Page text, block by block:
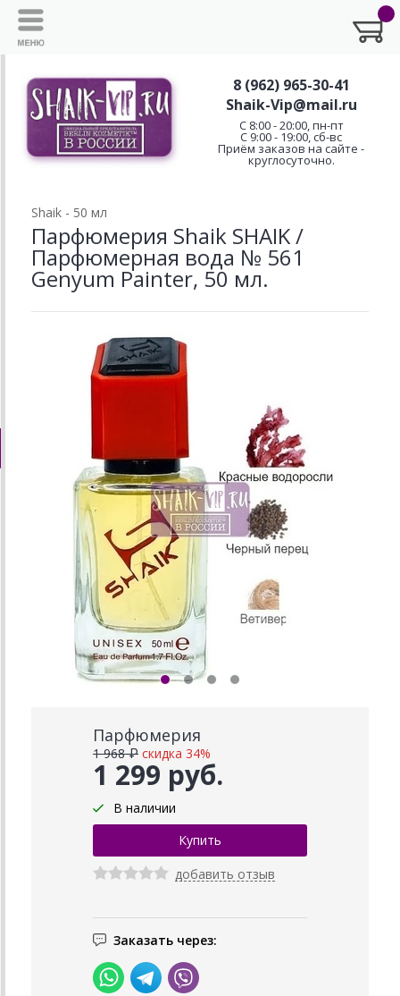
8 (962) 965-30-41
Shaik-Vip@mail.ru
C 8:00 - 20:00, пн-пт
С 9:00 - 19:00, сб-вс
Приём заказов на сайте -
круглосуточно.
Shaik - 50 мл
Парфюмерия Shaik SHAIK /
Парфюмерная вода № 561
Genyum Painter, 50 мл.
Парфюмерия
1 299 руб.
1 968 ₽ скидка 34%
В наличии
добавить отзыв
Заказать через: